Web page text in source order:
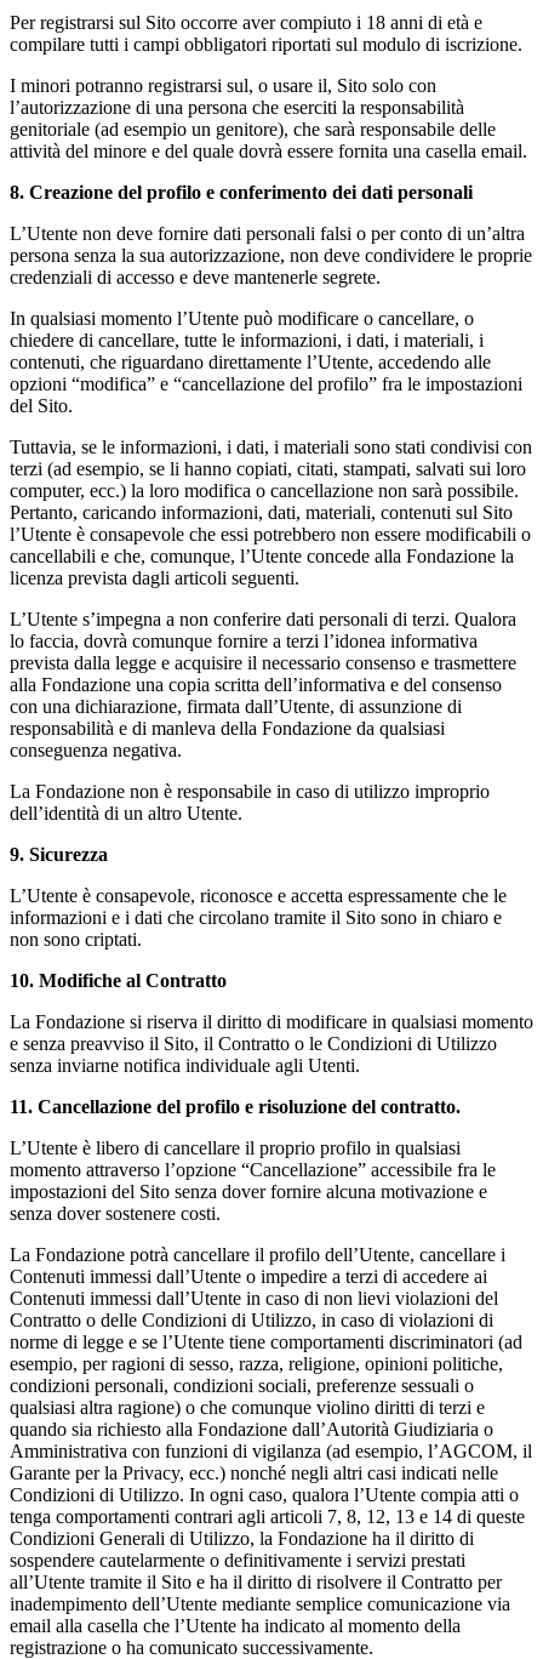
Per registrarsi sul Sito occorre aver compiuto i 18 anni di età e
compilare tutti i campi obbligatori riportati sul modulo di iscrizione.
I minori potranno registrarsi sul, o usare il, Sito solo con
l’autorizzazione di una persona che eserciti la responsabilità
genitoriale (ad esempio un genitore), che sarà responsabile delle
attività del minore e del quale dovrà essere fornita una casella email.
8. Creazione del profilo e conferimento dei dati personali
L’Utente non deve fornire dati personali falsi o per conto di un’altra
persona senza la sua autorizzazione, non deve condividere le proprie
credenziali di accesso e deve mantenerle segrete.
In qualsiasi momento l’Utente può modificare o cancellare, o
chiedere di cancellare, tutte le informazioni, i dati, i materiali, i
contenuti, che riguardano direttamente l’Utente, accedendo alle
opzioni “modifica” e “cancellazione del profilo” fra le impostazioni
del Sito.
Tuttavia, se le informazioni, i dati, i materiali sono stati condivisi con
terzi (ad esempio, se li hanno copiati, citati, stampati, salvati sui loro
computer, ecc.) la loro modifica o cancellazione non sarà possibile.
Pertanto, caricando informazioni, dati, materiali, contenuti sul Sito
l’Utente è consapevole che essi potrebbero non essere modificabili o
cancellabili e che, comunque, l’Utente concede alla Fondazione la
licenza prevista dagli articoli seguenti.
L’Utente s’impegna a non conferire dati personali di terzi. Qualora
lo faccia, dovrà comunque fornire a terzi l’idonea informativa
prevista dalla legge e acquisire il necessario consenso e trasmettere
alla Fondazione una copia scritta dell’informativa e del consenso
con una dichiarazione, firmata dall’Utente, di assunzione di
responsabilità e di manleva della Fondazione da qualsiasi
conseguenza negativa.
La Fondazione non è responsabile in caso di utilizzo improprio
dell’identità di un altro Utente.
9. Sicurezza
L’Utente è consapevole, riconosce e accetta espressamente che le
informazioni e i dati che circolano tramite il Sito sono in chiaro e
non sono criptati.
10. Modifiche al Contratto
La Fondazione si riserva il diritto di modificare in qualsiasi momento
e senza preavviso il Sito, il Contratto o le Condizioni di Utilizzo
senza inviarne notifica individuale agli Utenti.
11. Cancellazione del profilo e risoluzione del contratto.
L’Utente è libero di cancellare il proprio profilo in qualsiasi
momento attraverso l’opzione “Cancellazione” accessibile fra le
impostazioni del Sito senza dover fornire alcuna motivazione e
senza dover sostenere costi.
La Fondazione potrà cancellare il profilo dell’Utente, cancellare i
Contenuti immessi dall’Utente o impedire a terzi di accedere ai
Contenuti immessi dall’Utente in caso di non lievi violazioni del
Contratto o delle Condizioni di Utilizzo, in caso di violazioni di
norme di legge e se l’Utente tiene comportamenti discriminatori (ad
esempio, per ragioni di sesso, razza, religione, opinioni politiche,
condizioni personali, condizioni sociali, preferenze sessuali o
qualsiasi altra ragione) o che comunque violino diritti di terzi e
quando sia richiesto alla Fondazione dall’Autorità Giudiziaria o
Amministrativa con funzioni di vigilanza (ad esempio, l’AGCOM, il
Garante per la Privacy, ecc.) nonché negli altri casi indicati nelle
Condizioni di Utilizzo. In ogni caso, qualora l’Utente compia atti o
tenga comportamenti contrari agli articoli 7, 8, 12, 13 e 14 di queste
Condizioni Generali di Utilizzo, la Fondazione ha il diritto di
sospendere cautelarmente o definitivamente i servizi prestati
all’Utente tramite il Sito e ha il diritto di risolvere il Contratto per
inadempimento dell’Utente mediante semplice comunicazione via
email alla casella che l’Utente ha indicato al momento della
registrazione o ha comunicato successivamente.